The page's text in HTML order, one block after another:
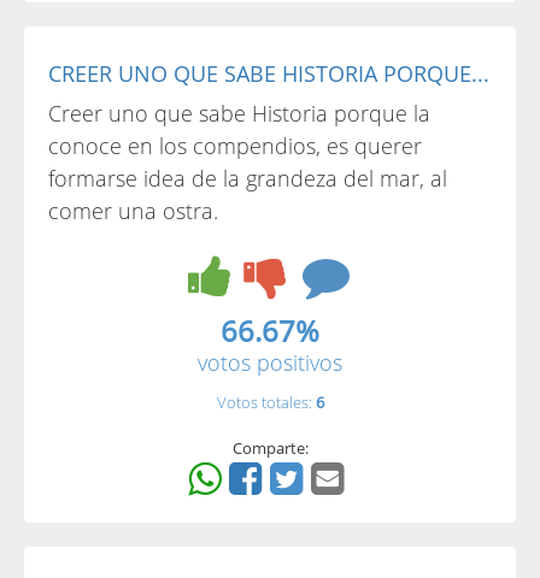
CREER UNO QUE SABE HISTORIA PORQUE...
Creer uno que sabe Historia porque la
conoce en los compendios, es querer
formarse idea de la grandeza del mar, al
comer una ostra.
66.67%
votos positivos
Votos totales: 6
Comparte: